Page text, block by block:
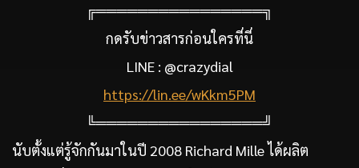
╔════════════════╗
กดรับข่าวสารก่อนใครที่นี่
LINE : @crazydial
https://lin.ee/wKkm5PM
╚════════════════╝
นับตั้งแต่รู้จักกันมาในปี 2008 Richard Mille ได้ผลิต